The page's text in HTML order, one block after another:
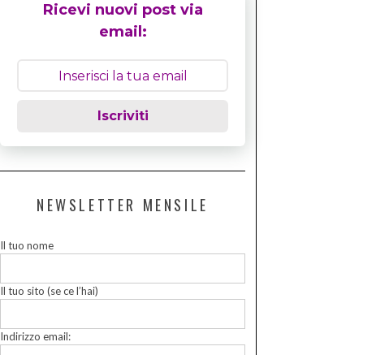
Ricevi nuovi post via
email:
Iscriviti
NEWSLETTER MENSILE
Il tuo nome
Il tuo sito (se ce l’hai)
Indirizzo email: